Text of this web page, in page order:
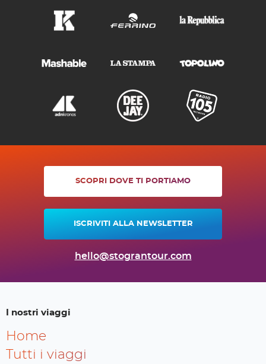
SCOPRI DOVE TI PORTIAMO
ISCRIVITI ALLA NEWSLETTER
hello@stograntour.com
I nostri viaggi
Home
Tutti i viaggi